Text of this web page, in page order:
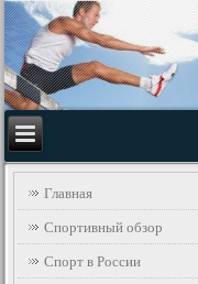
Главная
Спортивный обзор
Спорт в России